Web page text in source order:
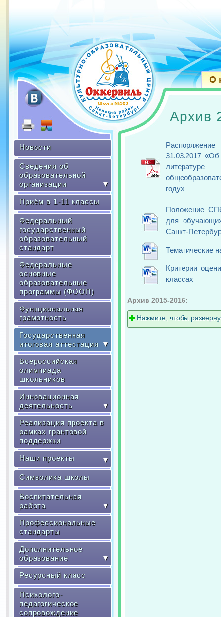
Новости
Сведения об
образовательной
организации
▼
Приём в 1-11 классы
Федеральный
государственный
образовательный
стандарт
Федеральные
основные
образовательные
программы (ФООП)
Функциональная
грамотность
Государственная
итоговая аттестация ▼
Всероссийская
олимпиада
школьников
Инновационная
деятельность
▼
Реализация проекта в
рамках грантовой
поддержки
Наши проекты ▼
Символика школы
Воспитательная
работа
▼
Профессиональные
стандарты
Дополнительное
образование
▼
Ресурсный класс
Психолого-
педагогическое
сопровождение
Архив
31.03.2017
году»
Положение
для
Санкт-
Тематические
Критерии
классах
Архив 2015-2016:
Нажмите, чтобы